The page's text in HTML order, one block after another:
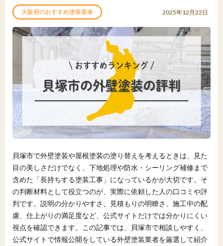
大阪府のおすすめ塗装業者 2025年12月22日
貝塚市で外壁塗装や屋根塗装の塗り替えを考えるときは、見た
目の美しさだけでなく、下地処理や防水・シーリング補修まで
含めた「長持ちする塗装工事」になっているかが大切です。そ
の判断材料として役立つのが、実際に依頼した人の口コミや評
判です。説明の分かりやすさ、見積もりの明瞭さ、施工中の配
慮、仕上がりの満足度など、公式サイトだけでは分かりにくい
視点を確認できます。この記事では、貝塚市で相談しやすく、
公式サイトで情報公開をしている外壁塗装業者を厳選して紹介